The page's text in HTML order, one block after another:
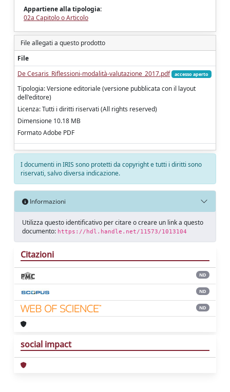
Appartiene alla tipologia:
02a Capitolo o Articolo
File allegati a questo prodotto
File
De Cesaris_Riflessioni-modalità-valutazione_2017.pdf
accesso aperto
Tipologia: Versione editoriale (versione pubblicata con il layout
dell'editore)
Licenza: Tutti i diritti riservati (All rights reserved)
Dimensione 10.18 MB
Formato Adobe PDF
I documenti in IRIS sono protetti da copyright e tutti i diritti sono
riservati, salvo diversa indicazione.
Informazioni
Utilizza questo identificativo per citare o creare un link a questo
documento: https://hdl.handle.net/11573/1013104
Citazioni
ND
ND
ND
social impact